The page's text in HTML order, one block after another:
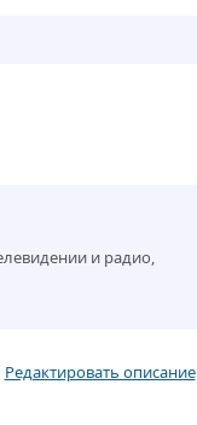
и радио,
Редактировать описание